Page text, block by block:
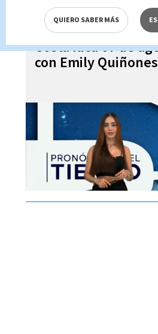
Pronóstico del
Costa Rica 07 de
con Emily Quiñones
QUIERO SABER MÁS